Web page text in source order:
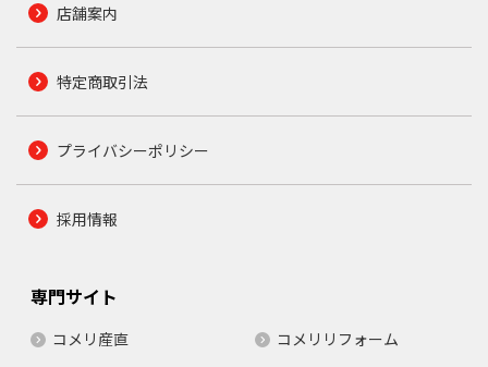
店舗案内
特定商取引法
プライバシーポリシー
採用情報
専門サイト
コメリ産直
コメリリフォーム